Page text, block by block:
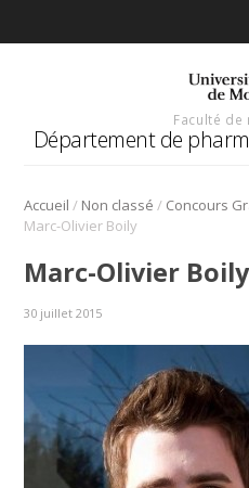
Faculté de
Département de
Accueil / Non classé /
Marc-Olivier Boily
Marc-Olivier Boily
30 juillet 2015